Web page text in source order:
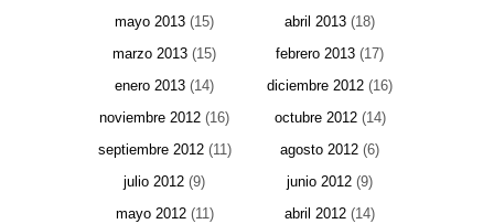
mayo 2013 (15) abril 2013 (18)
marzo 2013 (15) febrero 2013 (17)
enero 2013 (14) diciembre 2012 (16)
noviembre 2012 (16) octubre 2012(14)
septiembre 2012(11) agosto 2012 (6)
julio 2012 (9) junio 2012 (9)
mayo 2012(11) abril 2012 (14)